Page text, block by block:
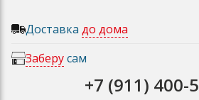
Доставка до дома
Заберусам
+7 (911) 400-